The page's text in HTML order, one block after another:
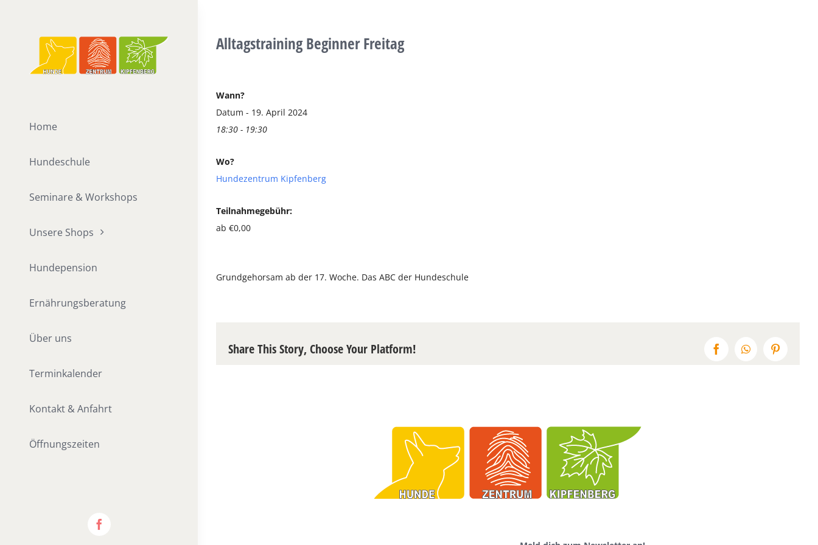
Home
Hundeschule
Seminare & Workshops
Unsere Shops
Hundepension
Ernährungsberatung
Über uns
Terminkalender
Kontakt & Anfahrt
Öffnungszeiten
Alltagstraining Beginner Freitag
Wann?
Datum - 19. April 2024
18:30 - 19:30
Wo?
Hundezentrum Kipfenberg
Teilnahmegebühr:
ab €0,00
Grundgehorsam ab der 17. Woche. Das ABC der Hundeschule
Share This Story, Choose Your Platform! FacebookWhatsAppPinterest